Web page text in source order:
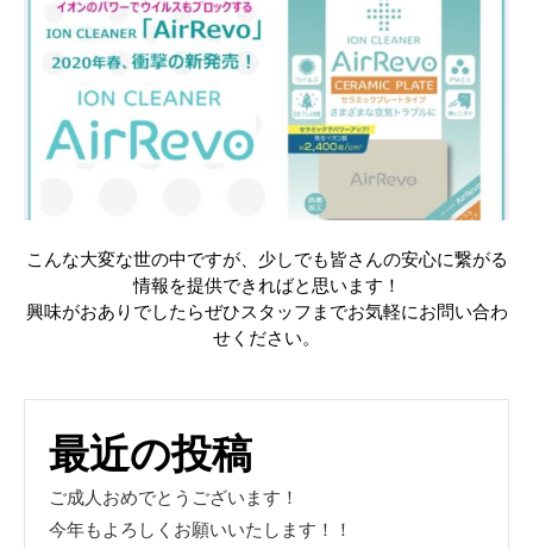
こんな大変な世の中ですが、少しでも皆さんの安心に繋がる
情報を提供できればと思います！
興味がおありでしたらぜひスタッフまでお気軽にお問い合わ
せください。
最近の投稿
ご成人おめでとうございます！
今年もよろしくお願いいたします！！